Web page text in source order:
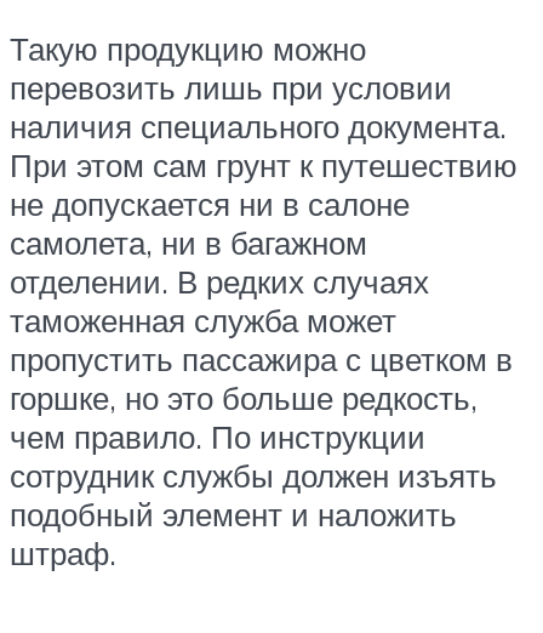
Такую продукцию можно
перевозить лишь при условии
наличия специального документа.
При этом сам грунт к путешествию
не допускается ни в салоне
самолета, ни в багажном
отделении. В редких случаях
таможенная служба может
пропустить пассажира с цветком в
горшке, но это больше редкость,
чем правило. По инструкции
сотрудник службы должен изъять
подобный элемент и наложить
штраф.